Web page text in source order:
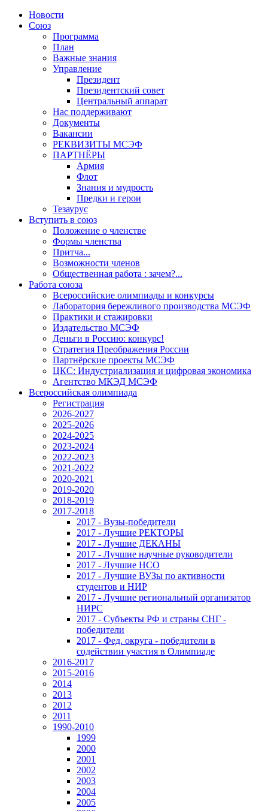
Новости
Союз
Программа
План
Важные знания
Управление
Президент
Президентский совет
Центральный аппарат
Нас поддерживают
Документы
Вакансии
РЕКВИЗИТЫ МСЭФ
ПАРТНЁРЫ
Армия
Флот
Знания и мудрость
Предки и герои
Тезаурус
Вступить в союз
Положение о членстве
Формы членства
Притча...
Возможности членов
Общественная работа : зачем?...
Работа союза
Всероссийские олимпиады и конкурсы
Лаборатория бережливого производства МСЭФ
Практики и стажировки
Издательство МСЭФ
Деньги в Россию: конкурс!
Стратегия Преображения России
Партнёрские проекты МСЭФ
ЦКС: Индустриализация и цифровая экономика
Агентство МКЭД МСЭФ
Всероссийская олимпиада
Регистрация
2026-2027
2025-2026
2024-2025
2023-2024
2022-2023
2021-2022
2020-2021
2019-2020
2018-2019
2017-2018
2017 - Вузы-победители
2017 - Лучшие РЕКТОРЫ
2017 - Лучшие ДЕКАНЫ
2017 - Лучшие научные руководители
2017 - Лучшие НСО
2017 - Лучшие ВУЗы по активности
студентов и НИР
2017 - Лучшие региональный организатор
НИРС
2017 - Субъекты РФ и страны СНГ -
победители
2017 - Фед. округа - победители в
содействии участия в Олимпиаде
2016-2017
2015-2016
2014
2013
2012
2011
1990-2010
1999
2000
2001
2002
2003
2004
2005